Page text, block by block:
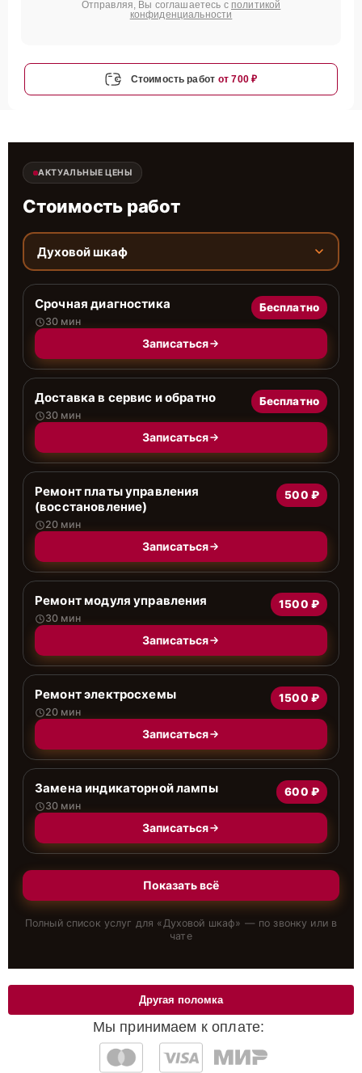
Отправляя, Вы соглашаетесь с политикой
конфиденциальности
Стоимость работ от 700 ₽
АКТУАЛЬНЫЕ ЦЕНЫ
Стоимость работ
Духовой шкаф
Срочная диагностика
30 мин
Бесплатно
Записаться
Доставка в сервис и обратно
30 мин
Бесплатно
Записаться
Ремонт платы управления
(восстановление)
20 мин
500 ₽
Записаться
Ремонт модуля управления
30 мин
1500 ₽
Записаться
Ремонт электросхемы
20 мин
1500 ₽
Записаться
Замена индикаторной лампы
30 мин
600 ₽
Записаться
Показать всё
Полный список услуг для «Духовой шкаф» — по звонку или в
чате
Мы принимаем к оплате:
Другая поломка